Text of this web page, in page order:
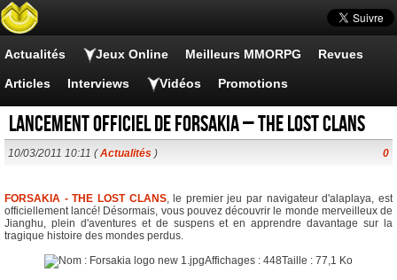
Actualités Jeux Online Meilleurs MMORPG Revues
Articles Interviews Vidéos Promotions
Lancement officiel de FORSAKIA – THE LOST CLANS
10/03/2011 10:11 (Actualités ) 0
FORSAKIA - THE LOST CLANS, le premier jeu par navigateur d'alaplaya, est
officiellement lancé! Désormais, vous pouvez découvrir le monde merveilleux de
Jianghu, plein d'aventures et de suspens et en apprendre davantage sur la
tragique histoire des mondes perdus.